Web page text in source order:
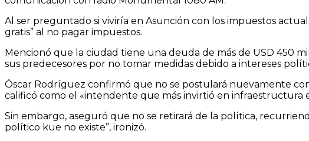
Al ser preguntado si viviría en Asunción con los impuestos
gratis” al no pagar impuestos.
Mencionó que la ciudad tiene una deuda de más de USD 450
sus predecesores por no tomar medidas debido a intereses
Óscar Rodríguez confirmó que no se postulará nuevamente
calificó como el «intendente que más invirtió en infraestructura
Sin embargo, aseguró que no se retirará de la política,
político kue no existe”, ironizó.